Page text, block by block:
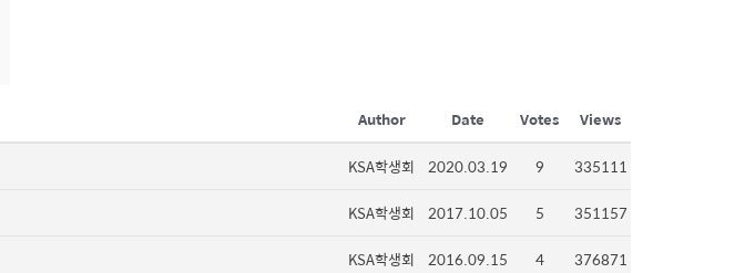
Author Date Votes Views
KSA학생회 2020.03.19 9
335111
KSA학생회 2017.10.05 5
351157
KSA학생회 2016.09.15 4
376871